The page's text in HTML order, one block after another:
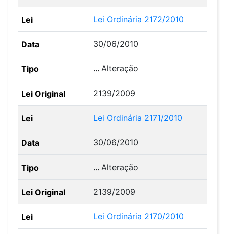
Lei Ordinária 2172/2010
30/06/2010
…Alteração
2139/2009
Lei Ordinária 2171/2010
30/06/2010
…Alteração
2139/2009
Lei Ordinária 2170/2010